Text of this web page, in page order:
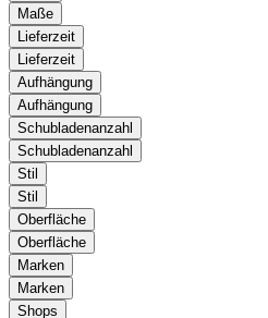
Maße
Lieferzeit
Lieferzeit
Aufhängung
Aufhängung
Schubladenanzahl
Schubladenanzahl
Stil
Stil
Oberfläche
Oberfläche
Marken
Marken
Shops